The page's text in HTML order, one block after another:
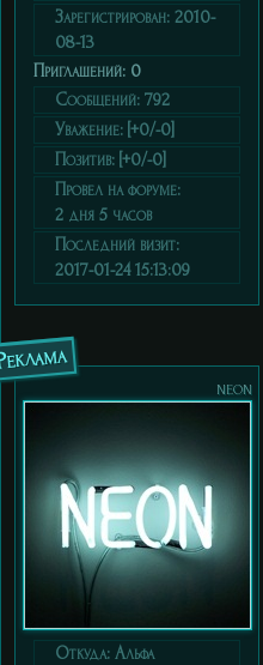
Зарегистрирован: 2010-
08-13
Приглашений: 0
Сообщений: 792
Уважение: [+0/-0]
Позитив: [+0/-0]
Провел на форуме:
2 дня 5 часов
Последний визит:
2017-01-24 15:13:09
neon
Откуда: Альфа